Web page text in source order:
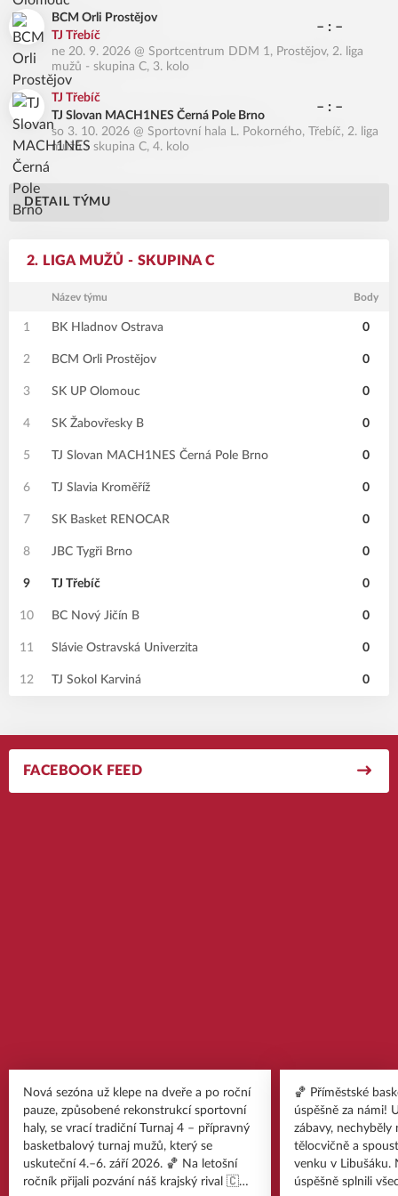
BCM Orli Prostějov
TJ Třebíč
– : –
ne 20. 9. 2026 @ Sportcentrum DDM 1, Prostějov, 2. liga
mužů - skupina C, 3. kolo
TJ Třebíč
TJ Slovan MACH1NES Černá Pole Brno
– : –
so 3. 10. 2026 @ Sportovní hala L. Pokorného, Třebíč, 2. liga
mužů - skupina C, 4. kolo
DETAIL TÝMU
2. LIGA MUŽŮ - SKUPINA C
Název týmu Body
1 BK Hladnov Ostrava 0
2 BCM Orli Prostějov 0
3 SK UP Olomouc 0
4 SK Žabovřesky B 0
5 TJ Slovan MACH1NES Černá Pole Brno 0
6 TJ Slavia Kroměříž 0
7 SK Basket RENOCAR 0
8 JBC Tygři Brno 0
9 TJ Třebíč 0
10 BC Nový Jičín B 0
11 Slávie Ostravská Univerzita 0
12 TJ Sokol Karviná 0
FACEBOOK FEED
Nová sezóna už klepe na dveře a po roční
pauze, způsobené rekonstrukcí sportovní
haly, se vrací tradiční Turnaj 4 – přípravný
basketbalový turnaj mužů, který se
uskuteční 4.–6. září 2026. 🏀 Na letošní
ročník přijali pozvání náš krajský rival 🇨🇿
🏀 Příměstské
úspěšně za námi! Užili jsme si spoustu
zábavy, nechyběly
tělocvičně a
venku v Libušáku.
úspěšně splnili